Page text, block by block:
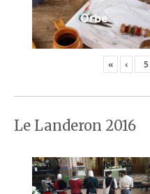
Orbe
« ‹
Le Landeron 2016